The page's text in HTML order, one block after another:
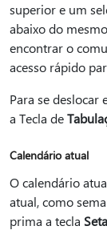
superior e um
abaixo do
encontrar o
acesso rápido
Para se deslocar
a Tecla de
Calendário atual
O calendário
atual, como
prima a tecla